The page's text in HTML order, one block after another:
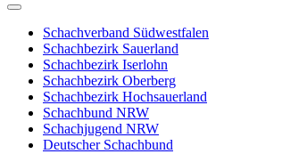
Schachverband Südwestfalen
Schachbezirk Sauerland
Schachbezirk Iserlohn
Schachbezirk Oberberg
Schachbezirk Hochsauerland
Schachbund NRW
Schachjugend NRW
Deutscher Schachbund